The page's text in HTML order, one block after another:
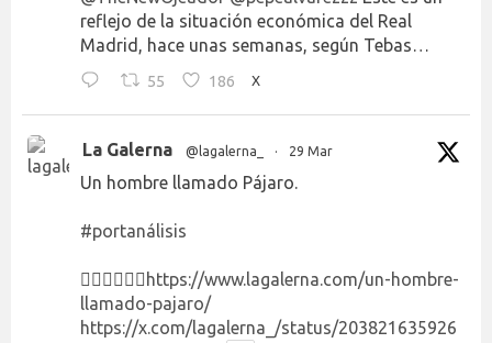
reflejo de la situación económica del Real
Madrid, hace unas semanas, según Tebas…
55 186 X
La Galerna @lagalerna_ · 29 Mar
Un hombre llamado Pájaro.
#portanálisis
👉🏻👉🏻👉🏻 https://www.lagalerna.com/un-hombre-
llamado-pajaro/
https://x.com/lagalerna_/status/203821635926